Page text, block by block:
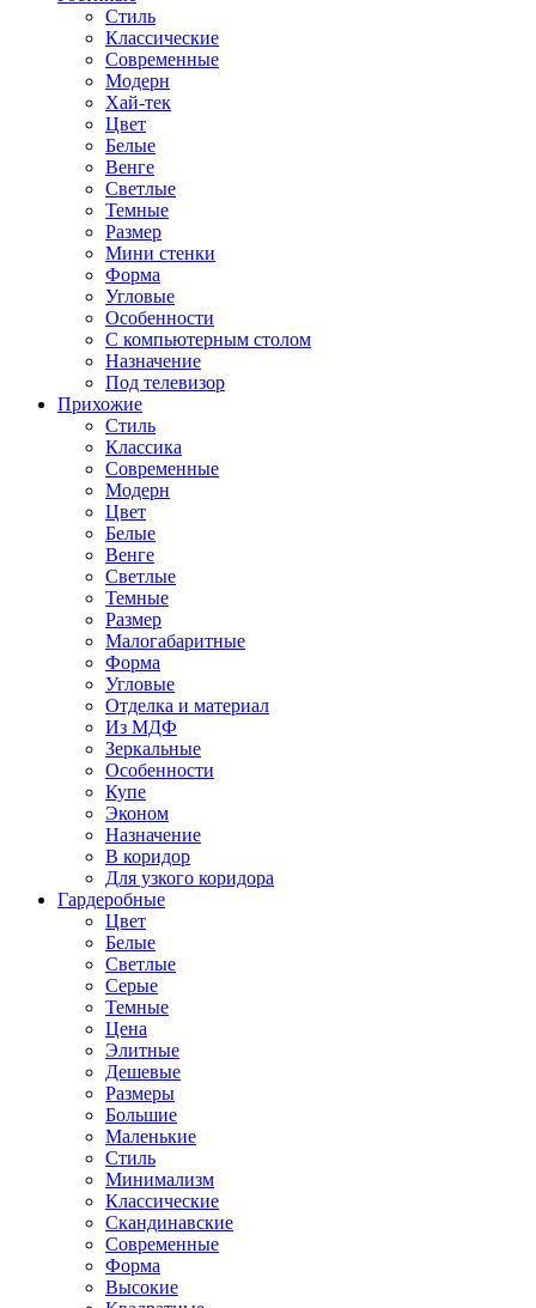
Стиль
Классические
Современные
Модерн
Хай-тек
Цвет
Белые
Венге
Светлые
Темные
Размер
Мини стенки
Форма
Угловые
Особенности
С компьютерным столом
Назначение
Под телевизор
Прихожие
Стиль
Классика
Современные
Модерн
Цвет
Белые
Венге
Светлые
Темные
Размер
Малогабаритные
Форма
Угловые
Отделка и материал
Из МДФ
Зеркальные
Особенности
Купе
Эконом
Назначение
В коридор
Для узкого коридора
Гардеробные
Цвет
Белые
Светлые
Серые
Темные
Цена
Элитные
Дешевые
Размеры
Большие
Маленькие
Стиль
Минимализм
Классические
Скандинавские
Современные
Форма
Высокие